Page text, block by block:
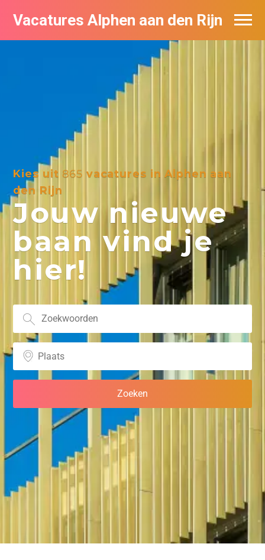
Vacatures Alphen aan den Rijn
Kies uit 865 vacatures in Alphen aan
den Rijn
Jouw nieuwe
baan vind je
hier!
Vacatures per bedrijf in Alphen aan den
De populairste vacatures in Alphen aan